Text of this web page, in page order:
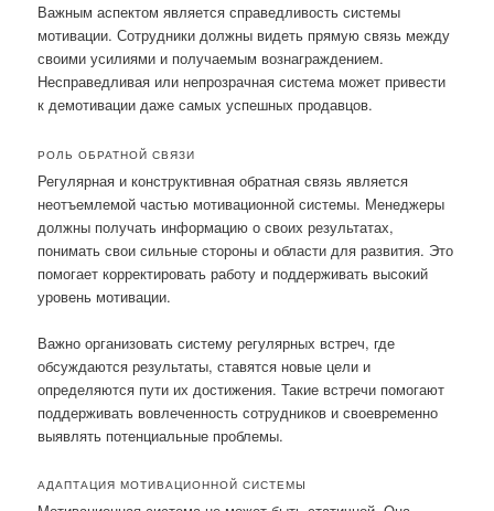
Важным аспектом является справедливость системы
мотивации. Сотрудники должны видеть прямую связь между
своими усилиями и получаемым вознаграждением.
Несправедливая или непрозрачная система может привести
к демотивации даже самых успешных продавцов.
РОЛЬ ОБРАТНОЙ СВЯЗИ
Регулярная и конструктивная обратная связь является
неотъемлемой частью мотивационной системы. Менеджеры
должны получать информацию о своих результатах,
понимать свои сильные стороны и области для развития. Это
помогает корректировать работу и поддерживать высокий
уровень мотивации.
Важно организовать систему регулярных встреч, где
обсуждаются результаты, ставятся новые цели и
определяются пути их достижения. Такие встречи помогают
поддерживать вовлеченность сотрудников и своевременно
выявлять потенциальные проблемы.
АДАПТАЦИЯ МОТИВАЦИОННОЙ СИСТЕМЫ